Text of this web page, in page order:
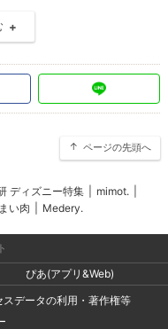
ページの先頭へ
ディズニー特集 mimot.
い肉 Medery.
ぴあ(アプリ&Web)
スデータの利用・著作権等